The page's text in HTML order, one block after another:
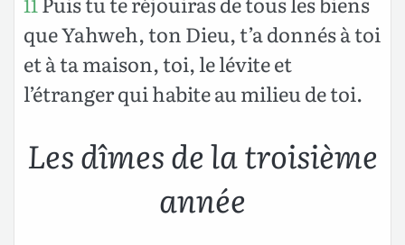
que Yahweh, ton Dieu, t’a donnés à toi
et à ta maison, toi, le lévite et
l’étranger qui habite au milieu de toi.
Les dîmes de la troisième
année